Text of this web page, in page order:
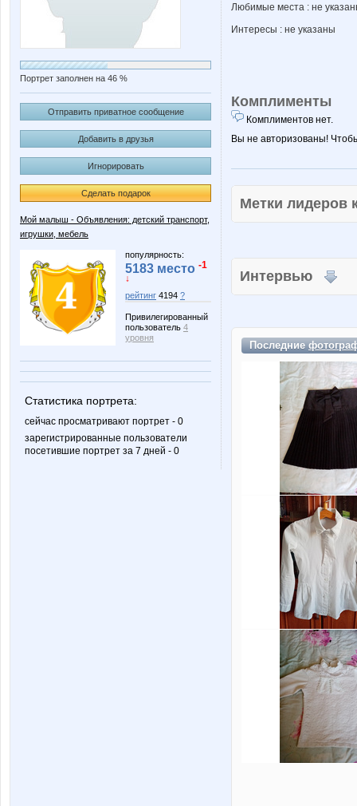
Портрет заполнен на 46 %
Отправить приватное сообщение
Добавить в друзья
Игнорировать
Сделать подарок
Мой малыш - Объявления: детский транспорт,
игрушки, мебель
популярность:
5183 место -1
↓
рейтинг 4194 ?
Привилегированный
пользователь 4
уровня
Статистика портрета:
сейчас просматривают портрет - 0
зарегистрированные пользователи
посетившие портрет за 7 дней - 0
Любимые места : не
Интересы : не указаны
Комплименты
Комплиментов нет.
Вы не авторизованы!
Метки
Интервью
Последние